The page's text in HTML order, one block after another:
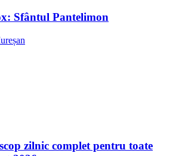
Sfântul Pantelimon
zilnic complet pentru toate